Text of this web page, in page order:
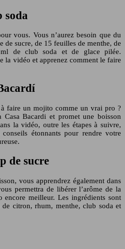
soda
vous. Vous n’aurez besoin que du
de sucre, de 15 feuilles de menthe, de
de club soda et de glace pilée.
la vidéo et apprenez comment le faire
faire un mojito comme un vrai pro ?
Bacardi et promet une boisson
la vidéo, outre les étapes à suivre,
étonnants pour rendre votre
de sucre
vous apprendrez également dans
permettra de libérer l’arôme de la
meilleur. Les ingrédients sont
citron, rhum, menthe, club soda et